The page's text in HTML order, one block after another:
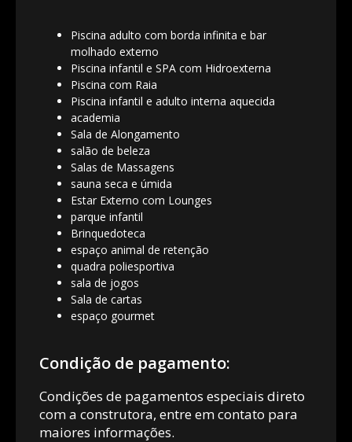
Piscina adulto com borda infinita e bar
molhado externo
Piscina infantil e SPA com Hidroexterna
Piscina com Raia
Piscina infantil e adulto interna aquecida
academia
Sala de Alongamento
salão de beleza
Salas de Massagens
sauna seca e úmida
Estar Externo com Lounges
parque infantil
Brinquedoteca
espaço animal de retenção
quadra poliesportiva
sala de jogos
Sala de cartas
espaço gourmet
Condição de pagamento:
Condições de pagamentos especiais direto
com a construtora, entre em contato para
maiores informações.